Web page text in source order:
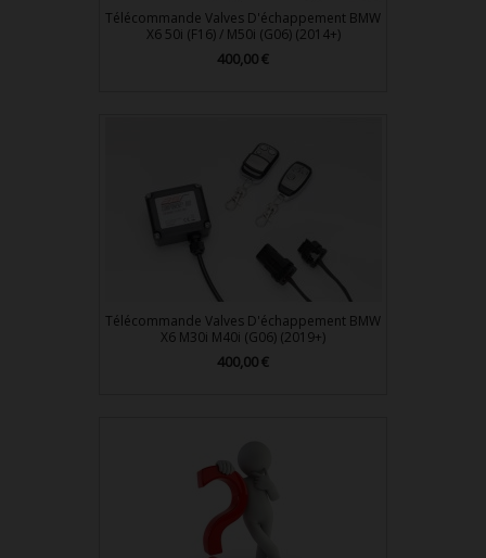
Télécommande Valves D'échappement BMW
X6 50i (F16) / M50i (G06) (2014+)
Prix
400,00 €
Télécommande Valves D'échappement BMW
X6 M30i M40i (G06) (2019+)
Prix
400,00 €